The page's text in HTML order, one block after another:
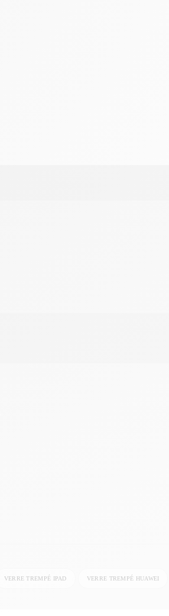
VERRE TREMPÉ IPAD VERRE TREMPÉ HUAWEI